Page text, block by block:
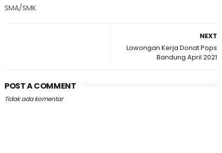
SMA/SMK
NEXT
Lowongan Kerja Donat Pops
Bandung April 2021
POST A COMMENT
Tidak ada komentar